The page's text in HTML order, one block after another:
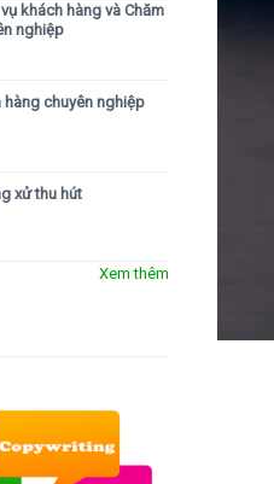
khách hàng và Chăm
nghiệp
hàng chuyên nghiệp
xử thu hút
Xem thêm